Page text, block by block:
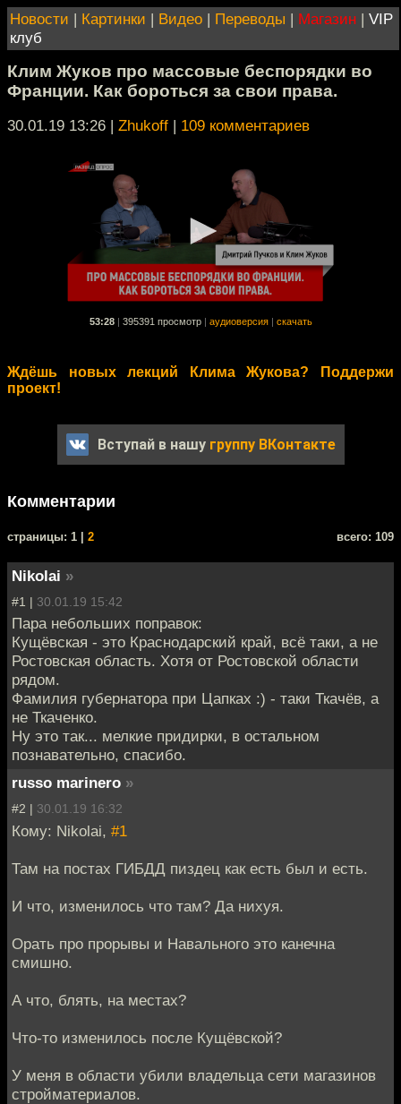
Новости | Картинки | Видео | Переводы | Магазин | VIP
клуб
Клим Жуков про массовые беспорядки во
Франции. Как бороться за свои права.
30.01.19 13:26 | Zhukoff | 109 комментариев
53:28 395391 просмотр аудиоверсия скачать
Ждёшь новых лекций Клима Жукова? Поддержи
проект!
Вступай в нашу группу ВКонтакте
Комментарии
cтраницы: 1 | 2 всего: 109
Nikolai »
#1 | 30.01.19 15:42
Пара небольших поправок:
Кущёвская - это Краснодарский край, всё таки, а не
Ростовская область. Хотя от Ростовской области
рядом.
Фамилия губернатора при Цапках :) - таки Ткачёв, а
не Ткаченко.
Ну это так... мелкие придирки, в остальном
познавательно, спасибо.
russo marinero »
#2 | 30.01.19 16:32
Кому: Nikolai, #1
Там на постах ГИБДД пиздец как есть был и есть.
И что, изменилось что там? Да нихуя.
Орать про прорывы и Навального это канечна
смишно.
А что, блять, на местах?
Что-то изменилось после Кущёвской?
У меня в области убили владельца сети магазинов
стройматериалов.